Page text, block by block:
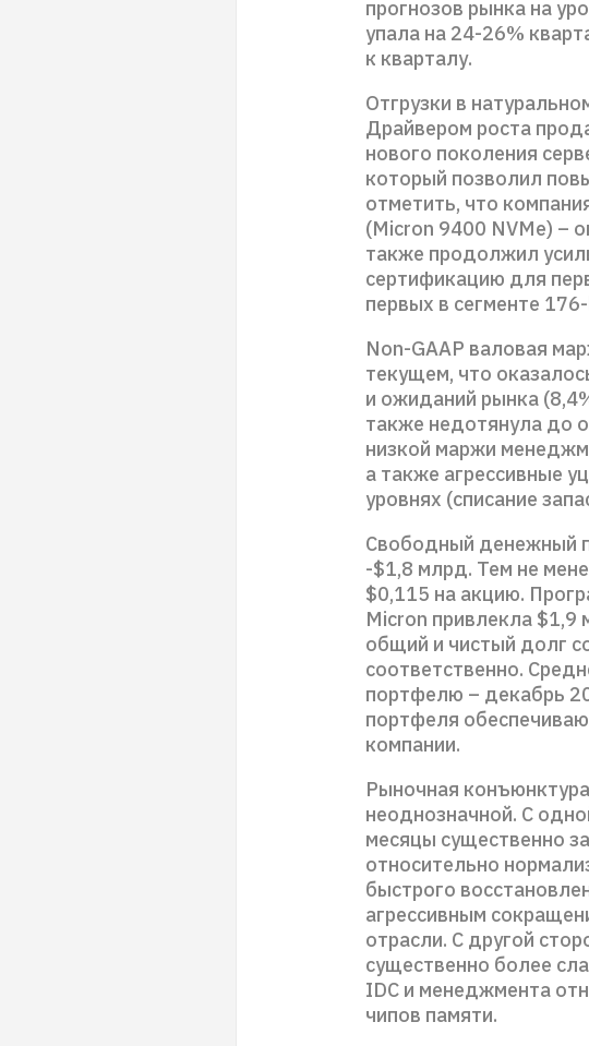
прогнозов рынка на
упала на 24-26%
к кварталу.
Отгрузки в
Драйвером роста
нового поколения
который позволил
отметить, что
(Micron 9400 NVMe) –
также продолжил
сертификацию для
первых в сегменте
Non-GAAP валовая
текущем, что
и ожиданий рынка
также недотянула до
низкой маржи
а также агрессивные
уровнях (списание
Свободный денежный
-$1,8 млрд. Тем не
$0,115 на акцию.
Micron привлекла $1,9
общий и чистый долг
соответственно.
портфелю – декабрь
портфеля
компании.
Рыночная
неоднозначной. С
месяцы существенно
относительно
быстрого
агрессивным
отрасли. С другой
существенно более
IDC и менеджмента
чипов памяти.